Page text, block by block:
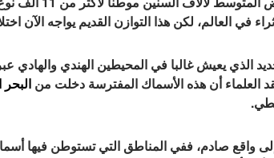
في العالم، لكن هذا التوازن القديم يواجه الآن
الذي يعيش غالبا في المحيطين الهندي والهادي
العلماء أن هذه الأسماك المفترسة دخلت من البحر